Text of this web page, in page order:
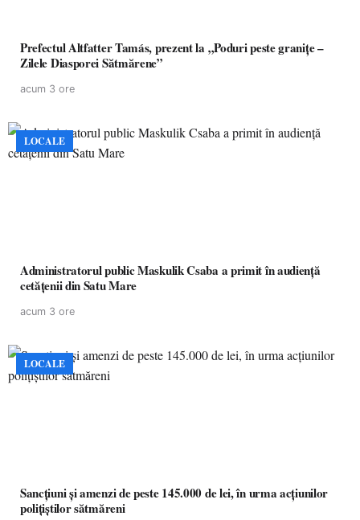
Prefectul Altfatter Tamás, prezent la „Poduri peste granițe –
Zilele Diasporei Sătmărene”
acum 3 ore
LOCALE
Administratorul public Maskulik Csaba a primit în audiență
cetățenii din Satu Mare
acum 3 ore
LOCALE
Sancțiuni și amenzi de peste 145.000 de lei, în urma acțiunilor
polițiștilor sătmăreni